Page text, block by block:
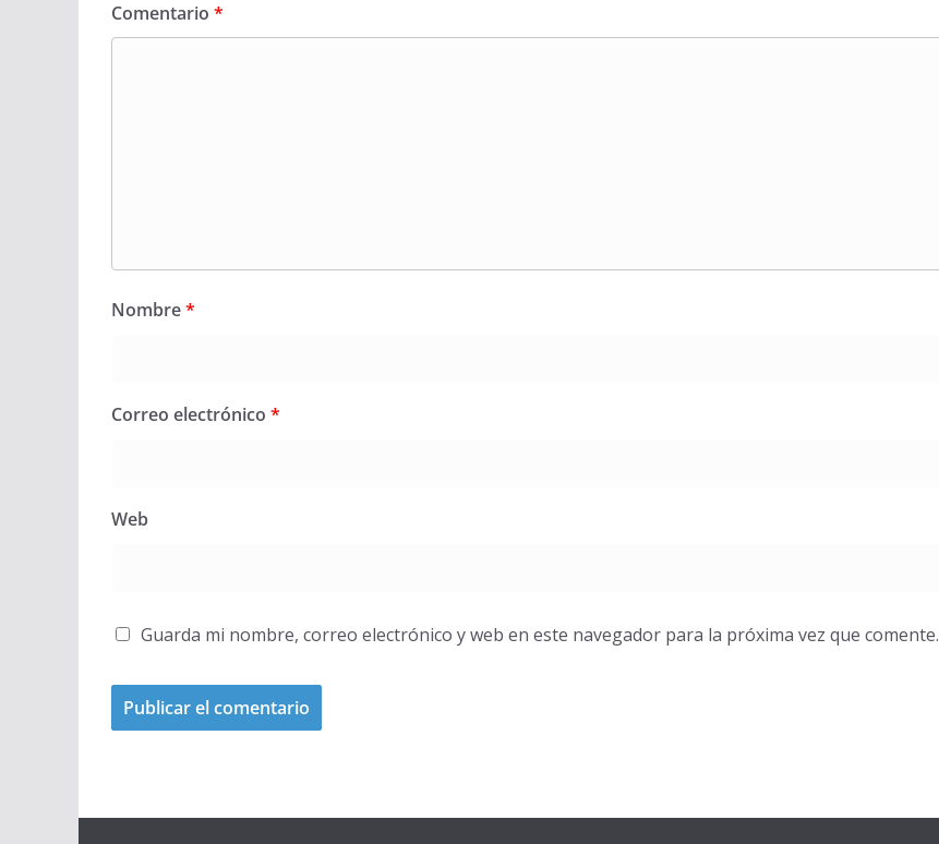
Comentario *
Nombre*
Correo electrónico *
Web
Guarda mi nombre, correo electrónico y web en este navegador para la próxima vez que comente.